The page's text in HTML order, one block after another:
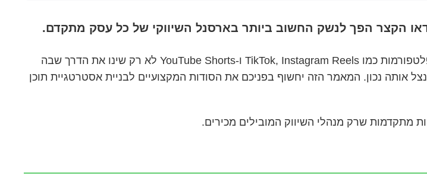
בחודש אוגוست 2025, אנחנו עדים למהפכה אמיתית בעולם השיווק הדיגיטלי. פלטפורמות כמו TikTok, Instagram Reels ו-YouTube Shorts לא רק שינו את הדרך שבה
אותה נכון. המאמר הזה יחשוף בפניכם את הסודות המקצועיים לבניית אסטרטגיית תוכן